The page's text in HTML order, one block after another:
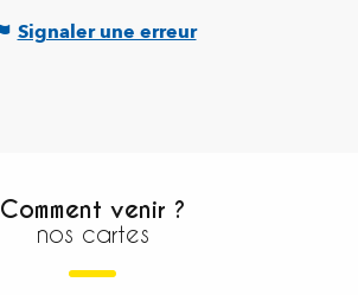
Signaler une erreur
Comment venir ?
nos cartes